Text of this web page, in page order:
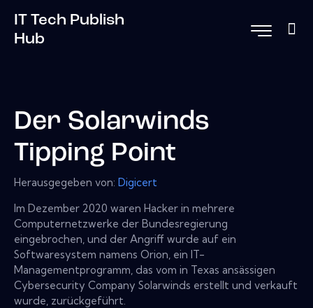
IT Tech Publish
Hub
Der Solarwinds
Tipping Point
Herausgegeben von: Digicert
Im Dezember 2020 waren Hacker in mehrere
Computernetzwerke der Bundesregierung
eingebrochen, und der Angriff wurde auf ein
Softwaresystem namens Orion, ein IT-
Managementprogramm, das vom in Texas ansässigen
Cybersecurity Company Solarwinds erstellt und verkauft
wurde, zurückgeführt.